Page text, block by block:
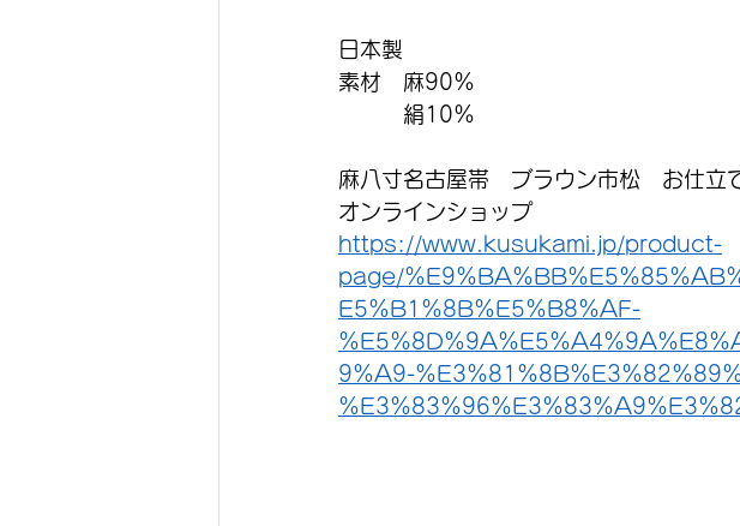
日本製
素材　麻90％
絹10％
麻八寸名古屋帯　ブラウン市松　お仕立
オンラインショップ
https://www.kusukami.jp/product-
page/
E5%B1%8B%E5%B8%AF-
9%A9-